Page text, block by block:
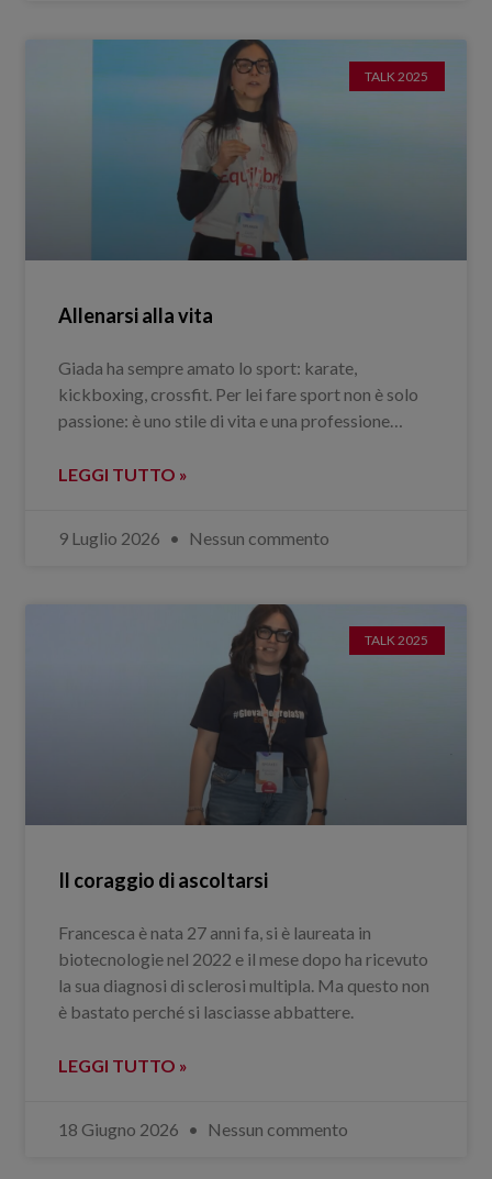
TALK 2025
Allenarsi alla vita
Giada ha sempre amato lo sport: karate,
kickboxing, crossfit. Per lei fare sport non è solo
passione: è uno stile di vita e una professione…
LEGGI TUTTO »
9 Luglio 2026 Nessun commento
TALK 2025
Il coraggio di ascoltarsi
Francesca è nata 27 anni fa, si è laureata in
biotecnologie nel 2022 e il mese dopo ha ricevuto
la sua diagnosi di sclerosi multipla. Ma questo non
è bastato perché si lasciasse abbattere.
LEGGI TUTTO »
18 Giugno 2026 Nessun commento